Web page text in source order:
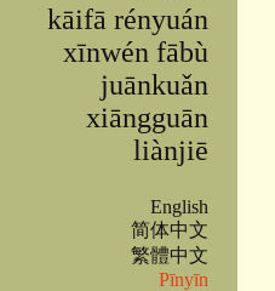
kāifā rényuán
xīnwén fābù
juānkuǎn
xiāngguān
liànjiē
English
简体中文
繁體中文
Pīnyīn